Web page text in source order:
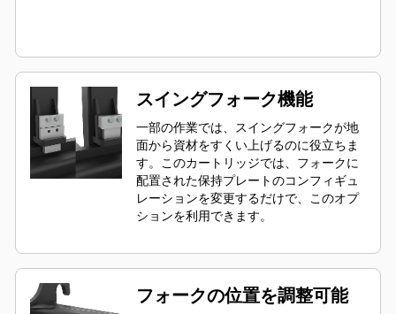
スイングフォーク機能
一部の作業では、スイングフォークが地
面から資材をすくい上げるのに役立ちま
す。このカートリッジでは、フォークに
配置された保持プレートのコンフィギュ
レーションを変更するだけで、このオプ
ションを利用できます。
フォークの位置を調整可能